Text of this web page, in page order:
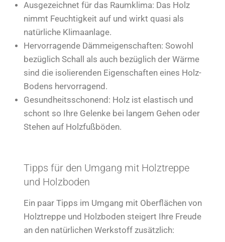
Ausgezeichnet für das Raumklima: Das Holz
nimmt Feuchtigkeit auf und wirkt quasi als
natürliche Klimaanlage.
Hervorragende Dämmeigenschaften: Sowohl
bezüglich Schall als auch bezüglich der Wärme
sind die isolierenden Eigenschaften eines Holz-
Bodens hervorragend.
Gesundheitsschonend: Holz ist elastisch und
schont so Ihre Gelenke bei langem Gehen oder
Stehen auf Holzfußböden.
Tipps für den Umgang mit Holztreppe
und Holzboden
Ein paar Tipps im Umgang mit Oberflächen von
Holztreppe und Holzboden steigert Ihre Freude
an den natürlichen Werkstoff zusätzlich: